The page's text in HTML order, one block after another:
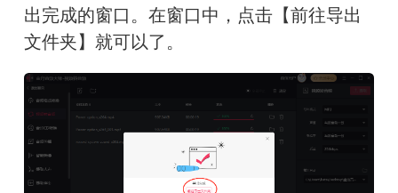
出完成的窗口。在窗口中，点击【前往导出
文件夹】就可以了。